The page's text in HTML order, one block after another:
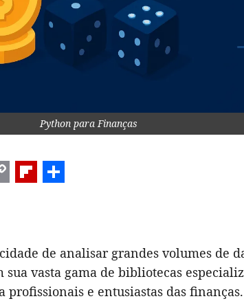
Python para Finanças
de analisar grandes volumes de
vasta gama de bibliotecas
e entusiastas das